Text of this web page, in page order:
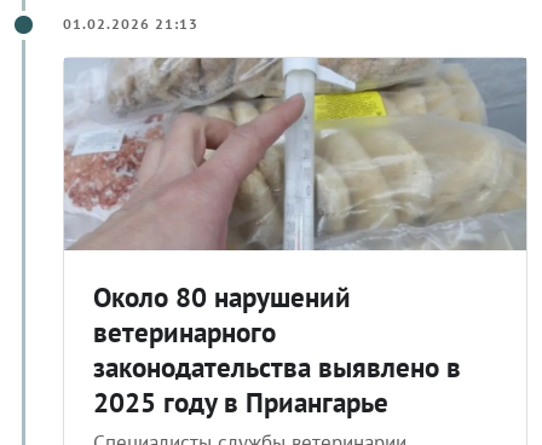
Около 80 нарушений
ветеринарного
законодательства выявлено в
2025 году в Приангарье